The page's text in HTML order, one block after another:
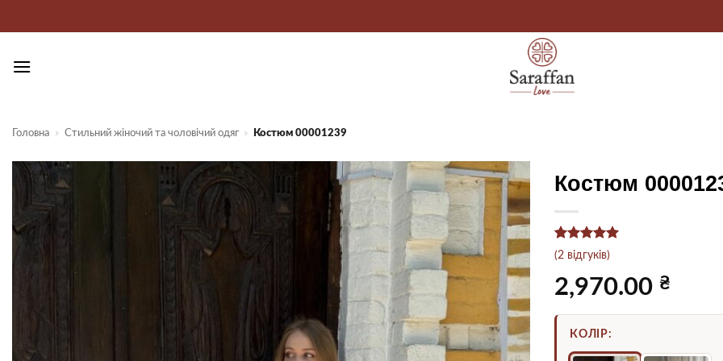
Головна » Стильний жіночий та чоловічий одяг » Костюм 00001239
Костюм
Рейтинг5
з 5 на
основі
опитування
2
покупців
(2 відгуків)
2,970.00 ₴
КОЛІР: